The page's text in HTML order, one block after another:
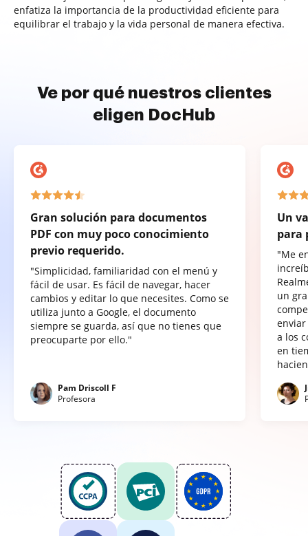
enfatiza la importancia de la productividad eficiente para
equilibrar el trabajo y la vida personal de manera efectiva.
Ve por qué nuestros clientes
eligen DocHub
Gran solución para documentos
PDF con muy poco conocimiento
previo requerido.
"Simplicidad, familiaridad con el menú y
fácil de usar. Es fácil de navegar, hacer
cambios y editar lo que necesites. Como se
utiliza junto a Google, el documento
siempre se guarda, así que no tienes que
preocuparte por ello."
Pam Driscoll F
Profesora
Un
para
"Me
un
a los
en